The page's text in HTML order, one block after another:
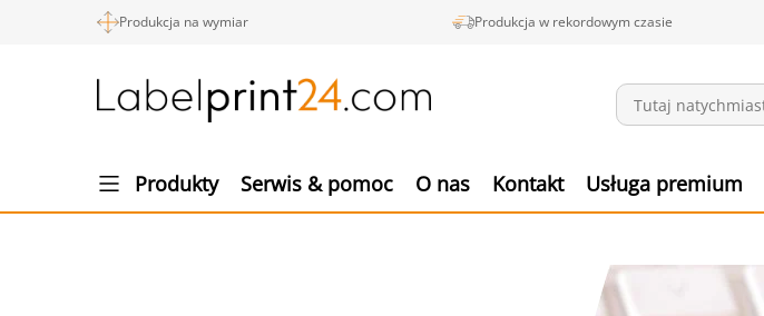
Produkcja na wymiar Produkcja w rekordowym czasie
Produkty Serwis & pomoc O nas Kontakt Usługa premium